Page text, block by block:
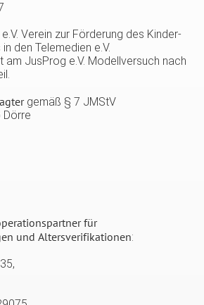
Verein zur Förderung des Kinder-
den Telemedien e.V.
am JusProg e.V. Modellversuch nach
gemäß § 7 JMStV
Dörre
für
und Altersverifikationen: